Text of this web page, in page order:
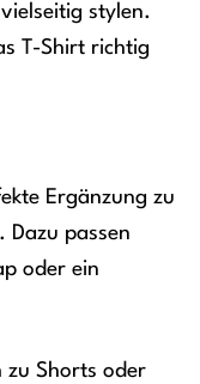
stylen.
T-Shirt richtig
Ergänzung zu
Dazu passen
oder ein
zu Shorts oder